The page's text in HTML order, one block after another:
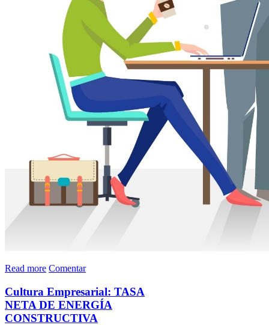
Read more Comentar
Cultura Empresarial: TASA
NETA DE ENERGÍA
CONSTRUCTIVA